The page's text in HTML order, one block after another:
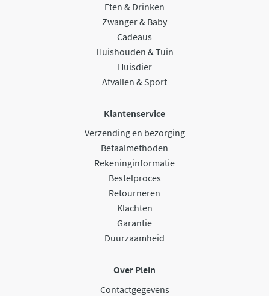
Eten & Drinken
Zwanger & Baby
Cadeaus
Huishouden & Tuin
Huisdier
Afvallen & Sport
Klantenservice
Verzending en bezorging
Betaalmethoden
Rekeninginformatie
Bestelproces
Retourneren
Klachten
Garantie
Duurzaamheid
Over Plein
Contactgegevens